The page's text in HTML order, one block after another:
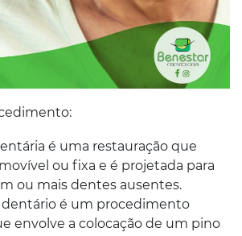
é uma restauração que
ou fixa e é projetada para
ou mais dentes ausentes.
é um procedimento
envolve a colocação de um pino